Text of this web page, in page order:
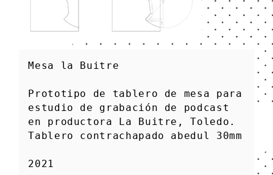
Mesa la Buitre
Prototipo de tablero de mesa para
estudio de grabación de podcast
en productora La Buitre, Toledo.
Tablero contrachapado abedul 30mm
2021